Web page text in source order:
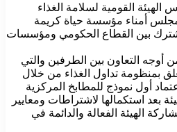
الهيئة القومية لسلامة الغذاء
أمناء مؤسسة حياة كريمة
بين القطاع الحكومي ومؤسسات
أوجه التعاون بين الطرفين والتي
بمنظومة تداول الغذاء من خلال
أول نموذج للمطابخ المركزية
بعد استكمالها لاشتراطات ومعايير
الهيئة الفعالة والدائمة في